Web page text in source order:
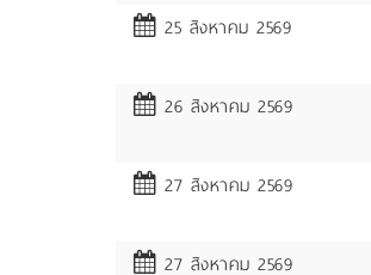
25 สิงหาคม 2569
26 สิงหาคม 2569
27 สิงหาคม 2569
27 สิงหาคม 2569